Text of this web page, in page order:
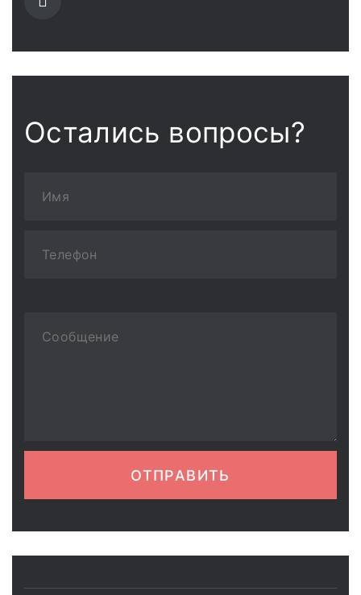
Остались вопросы?
ОТПРАВИТЬ